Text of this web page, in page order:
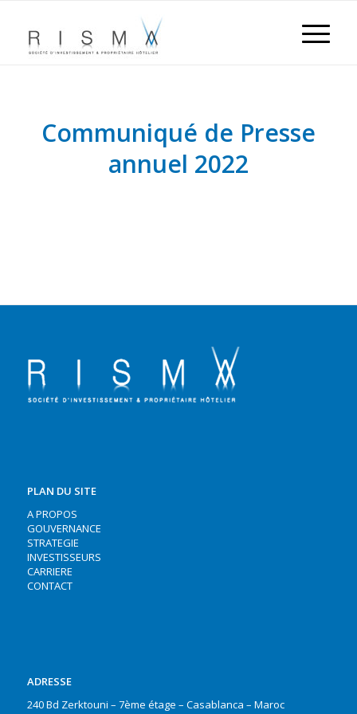
Communiqué de Presse
annuel 2022
PLAN DU SITE
A PROPOS
GOUVERNANCE
STRATEGIE
INVESTISSEURS
CARRIERE
CONTACT
ADRESSE
240 Bd Zerktouni – 7ème étage – Casablanca – Maroc